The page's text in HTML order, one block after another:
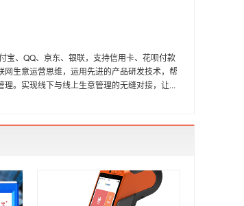
宝、QQ、京东、银联，支持信用卡、花呗付款
网生意运营思维，运用先进的产品研发技术，帮
。实现线下与线上生意管理的无缝对接，让...